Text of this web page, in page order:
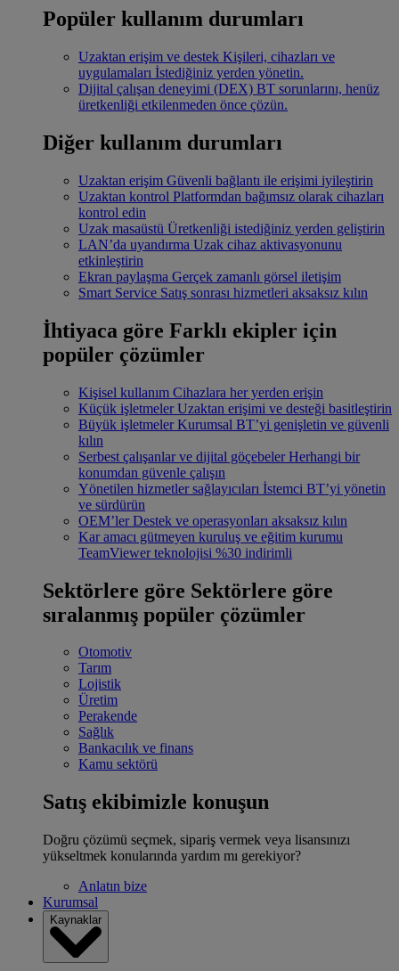
Popüler kullanım durumları
Uzaktan erişim ve destek Kişileri, cihazları ve
uygulamaları İstediğiniz yerden yönetin.
Dijital çalışan deneyimi (DEX) BT sorunlarını, henüz
üretkenliği etkilenmeden önce çözün.
Diğer kullanım durumları
Uzaktan erişim Güvenli bağlantı ile erişimi iyileştirin
Uzaktan kontrol Platformdan bağımsız olarak cihazları
kontrol edin
Uzak masaüstü Üretkenliği istediğiniz yerden geliştirin
LAN’da uyandırma Uzak cihaz aktivasyonunu
etkinleştirin
Ekran paylaşma Gerçek zamanlı görsel iletişim
Smart Service Satış sonrası hizmetleri aksaksız kılın
İhtiyaca göre Farklı ekipler için
popüler çözümler
Kişisel kullanım Cihazlara her yerden erişin
Küçük işletmeler Uzaktan erişimi ve desteği basitleştirin
Büyük işletmeler Kurumsal BT’yi genişletin ve güvenli
kılın
Serbest çalışanlar ve dijital göçebeler Herhangi bir
konumdan güvenle çalışın
Yönetilen hizmetler sağlayıcıları İstemci BT’yi yönetin
ve sürdürün
OEM’ler Destek ve operasyonları aksaksız kılın
Kar amacı gütmeyen kuruluş ve eğitim kurumu
TeamViewer teknolojisi %30 indirimli
Sektörlere göre Sektörlere göre
sıralanmış popüler çözümler
Otomotiv
Tarım
Lojistik
Üretim
Perakende
Sağlık
Bankacılık ve finans
Kamu sektörü
Satış ekibimizle konuşun
Doğru çözümü seçmek, sipariş vermek veya lisansınızı
yükseltmek konularında yardım mı gerekiyor?
Anlatın bize
Kurumsal
Kaynaklar